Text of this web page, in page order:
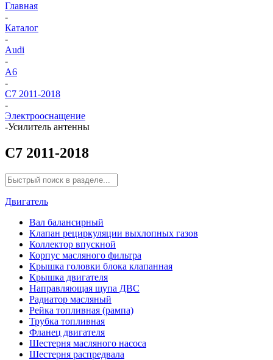
Главная
-
Каталог
-
Audi
-
A6
-
C7 2011-2018
-
Электрооснащение
-Усилитель антенны
C7 2011-2018
Двигатель
Вал балансирный
Клапан рециркуляции выхлопных газов
Коллектор впускной
Корпус масляного фильтра
Крышка головки блока клапанная
Крышка двигателя
Направляющая щупа ДВС
Радиатор масляный
Рейка топливная (рампа)
Трубка топливная
Фланец двигателя
Шестерня масляного насоса
Шестерня распредвала